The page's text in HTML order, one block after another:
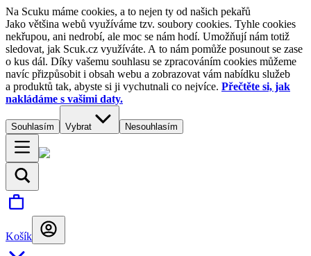
Na Scuku máme cookies, a to nejen ty od našich pekařů
Jako většina webů využíváme tzv. soubory cookies. Tyhle cookies
nekřupou, ani nedrobí, ale moc se nám hodí. Umožňují nám totiž
sledovat, jak Scuk.cz využíváte. A to nám pomůže posunout se zase
o kus dál. Díky vašemu souhlasu se zpracováním cookies můžeme
navíc přizpůsobit i obsah webu a zobrazovat vám nabídku služeb
a produktů tak, abyste si ji vychutnali co nejvíce. Přečtěte si, jak
nakládáme s vašimi daty.
Souhlasím Vybrat Nesouhlasím
Košík